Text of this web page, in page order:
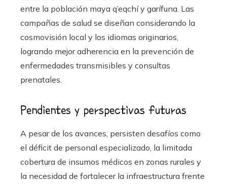
entre la población maya q’eqchí y garífuna. Las
campañas de salud se diseñan considerando la
cosmovisión local y los idiomas originarios,
logrando mejor adherencia en la prevención de
enfermedades transmisibles y consultas
prenatales.
Pendientes y perspectivas futuras
A pesar de los avances, persisten desafíos como
el déficit de personal especializado, la limitada
cobertura de insumos médicos en zonas rurales y
la necesidad de fortalecer la infraestructura frente